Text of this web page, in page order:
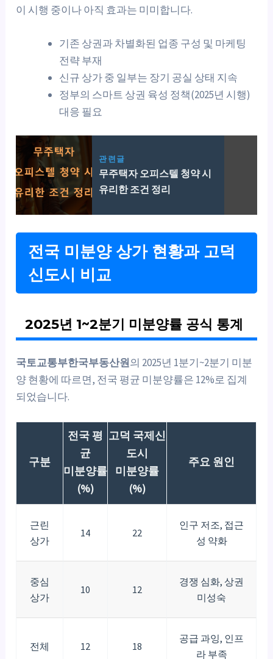
이 시행 중이나 아직 효과는 미미합니다.
기존 상권과 차별화된 업종 구성 및 마케팅
전략 부재
신규 상가 중 일부는 장기 공실 상태 지속
정부의 스마트 상권 육성 정책(2025년 시행)
대응 필요
관련글
무주택자 오피스텔 청약 시
유리한 조건 정리
전국 미분양 상가 현황과 고덕
신도시 비교
2025년 1~2분기 미분양률 공식 통계
국토교통부한국부동산원의 2025년 1분기~2분기 미분
양 현황에 따르면, 전국 평균 미분양률은 12%로 집계
되었습니다.
구분
전국 평
균
미분양률
(%)
고덕 국제신
도시
미분양률
(%)
주요 원인
근린
상가
14 22
인구 저조, 접근
성 약화
중심
상가
10 12
경쟁 심화, 상권
미성숙
전체 12 18
공급 과잉, 인프
라 부족